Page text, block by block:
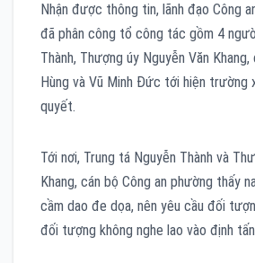
Nhận được thông tin, lãnh đạo Công
đã phân công tổ công tác gồm 4
Thành, Thượng úy Nguyễn Văn Khang,
Hùng và Vũ Minh Đức tới hiện trường
quyết.
Tới nơi, Trung tá Nguyễn Thành và
Khang, cán bộ Công an phường thấy
cầm dao đe dọa, nên yêu cầu đối
đối tượng không nghe lao vào định